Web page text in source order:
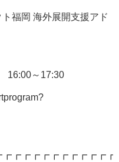
海外展開支援アド
16:00～17:30